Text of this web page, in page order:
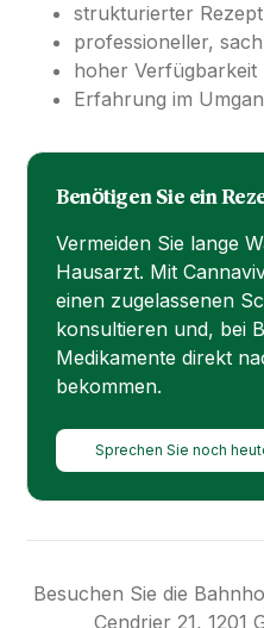
strukturierter
professioneller,
hoher Verfügbarkeit
Erfahrung im
Benötigen Sie ein
Vermeiden Sie lange
Hausarzt. Mit
einen zugelassenen
konsultieren und, bei
Medikamente direkt
bekommen.
Sprechen Sie noch
Besuchen Sie die
Cendrier 21, 1201